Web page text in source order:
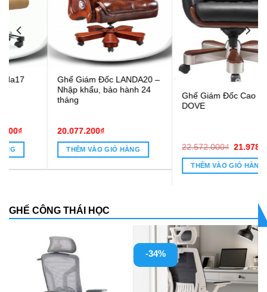
Ghế Giám Đốc LANDA20 –
Nhập khẩu, bảo hành 24
20.077.200₫
THÊM VÀO GIỎ HÀNG
Ghế Giám Đốc Cao Cấp
22.572.000₫ Giá
là:
22.572.000₫.
21.978.000₫Giá
tại
là:
THÊM VÀO GIỎ HÀNG
GHẾ CÔNG THÁI HỌC
-34%